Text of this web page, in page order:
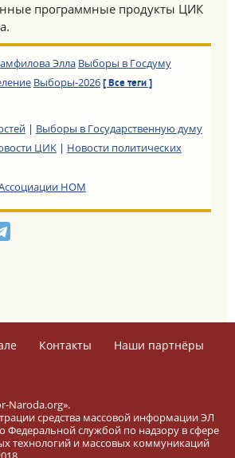
программные продукты ЦИК
Элла Выборы в Госдуму
Выборы-2026 [ Все теги ]
| Выборы в Государственную думу
ЦИК| Новости политических
НОМ
Контакты
Наши партнёры
Naroda.org».
средства массовой информации ЭЛ
Федеральной службой по надзору в сфере
технологий и массовых коммуникаций